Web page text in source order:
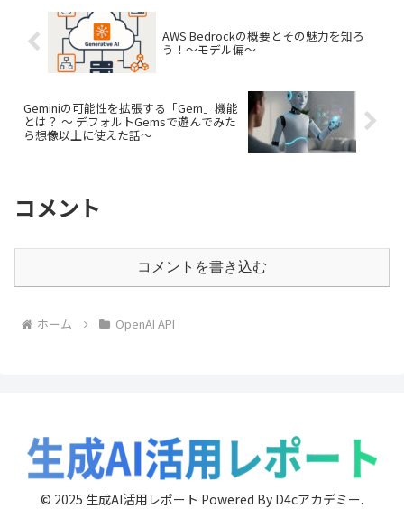
AWS Bedrockの概要とその魅力を知ろ
う！～モデル偏～
Geminiの可能性を拡張する「Gem」機能
とは？ ～ デフォルトGemsで遊んでみた
ら想像以上に使えた話～
コメント
コメントを書き込む
ホーム OpenAI API
© 2025 生成AI活用レポート Powered By D4cアカデミー.